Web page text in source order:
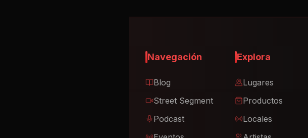
Navegación
Blog
Street Segment
Podcast
Explora
Lugares
Productos
Locales